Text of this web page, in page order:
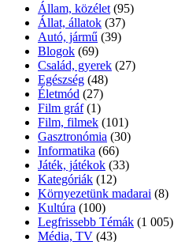
Állam, közélet (95)
Állat, állatok (37)
Autó, jármű (39)
Blogok (69)
Család, gyerek (27)
Egészség (48)
Életmód (27)
Film gráf(1)
Film, filmek (101)
Gasztronómia (30)
Informatika (66)
Játék, játékok (33)
Kategóriák (12)
Környezetünk madarai (8)
Kultúra (100)
Legfrissebb Témák (1 005)
Média, TV (43)